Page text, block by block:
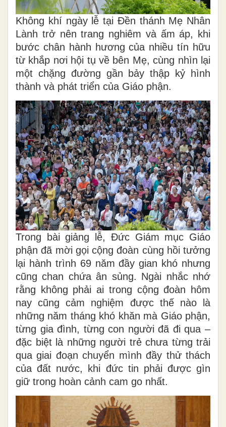
Không khí ngày lễ tại Đền thánh Mẹ Nhân
Lành trở nên trang nghiêm và ấm áp, khi
bước chân hành hương của nhiều tín hữu
từ khắp nơi hội tụ về bên Mẹ, cùng nhìn lại
một chặng đường gần bảy thập kỷ hình
thành và phát triển của Giáo phận.
Trong bài giảng lễ, Đức Giám mục Giáo
phận đã mời gọi cộng đoàn cùng hồi tưởng
lại hành trình 69 năm đầy gian khó nhưng
cũng chan chứa ân sủng. Ngài nhắc nhớ
rằng không phải ai trong cộng đoàn hôm
nay cũng cảm nghiệm được thế nào là
những năm tháng khó khăn mà Giáo phận,
từng gia đình, từng con người đã đi qua –
đặc biệt là những người trẻ chưa từng trải
qua giai đoạn chuyển mình đầy thử thách
của đất nước, khi đức tin phải được gìn
giữ trong hoàn cảnh cam go nhất.